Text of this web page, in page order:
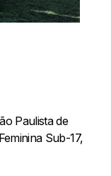
Paulista de
Sub-17,